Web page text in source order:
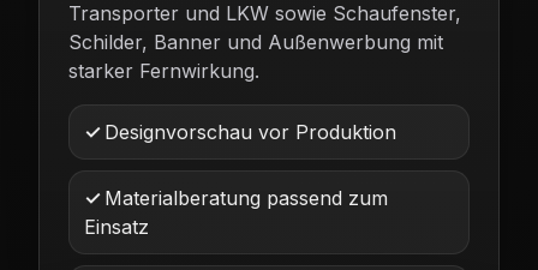
Transporter und LKW sowie Schaufenster,
Schilder, Banner und Außenwerbung mit
starker Fernwirkung.
Designvorschau vor Produktion
Materialberatung passend zum
Einsatz